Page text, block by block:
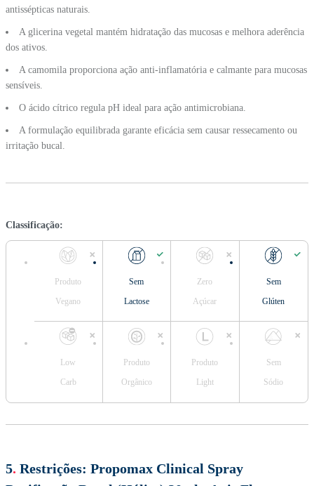
antissépticas naturais.
A glicerina vegetal mantém hidratação das mucosas e melhora aderência
dos ativos.
A camomila proporciona ação anti-inflamatória e calmante para mucosas
sensíveis.
O ácido cítrico regula pH ideal para ação antimicrobiana.
A formulação equilibrada garante eficácia sem causar ressecamento ou
irritação bucal.
Classificação:
Produto
Vegano
Sem
Lactose
Zero
Açúcar
Sem
Glúten
Low
Carb
Produto
Orgânico
Produto
Light
Sem
Sódio
5. Restrições: Propomax Clinical Spray